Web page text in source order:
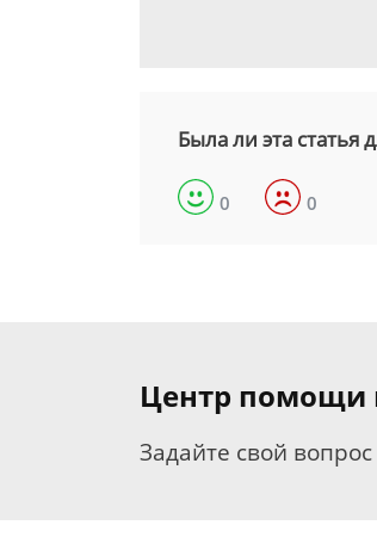
Была ли эта статья
0 0
Центр помощи
Задайте свой